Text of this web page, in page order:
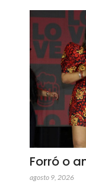
Forró o
agosto 9, 2026